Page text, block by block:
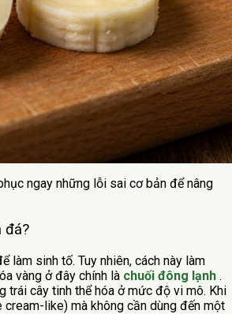
ngay những lỗi sai cơ bản để nâng
đá?
làm sinh tố. Tuy nhiên, cách này làm
vàng ở đây chính là chuối đông lạnh .
trái cây tinh thể hóa ở mức độ vi mô. Khi
like) mà không cần dùng đến một